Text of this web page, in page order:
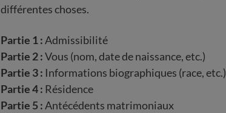
différentes choses.
Partie 1 :Admissibilité
Partie 2 :Vous (nom, date de naissance, etc.)
Partie 3 : Informations biographiques (race, etc.)
Partie 4 : Résidence
Partie 5 :Antécédents matrimoniaux